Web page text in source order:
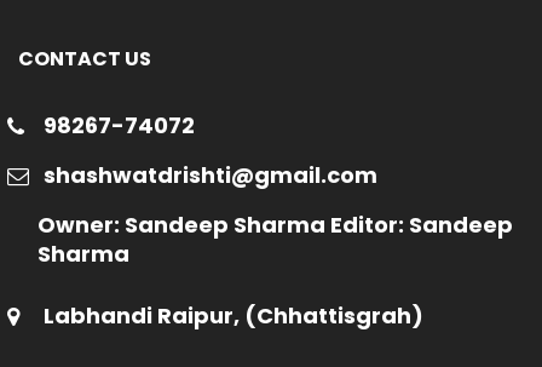
CONTACT US
98267-74072
shashwatdrishti@gmail.com
Owner: Sandeep Sharma Editor: Sandeep
Sharma
Labhandi Raipur, (Chhattisgrah)